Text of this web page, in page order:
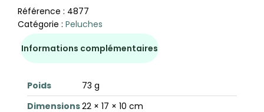
Référence : 4877
Catégorie : Peluches
Informations complémentaires
Poids
73 g
Dimensions22 × 17 × 10 cm